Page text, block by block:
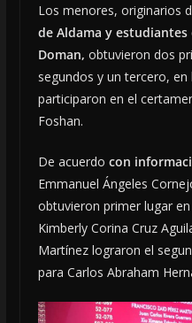
Los menores, originarios
de Aldama y estudiantes
Doman, obtuvieron dos
segundos y un tercero,
participaron en el
Foshan.
De acuerdo con
Emmanuel Ángeles
obtuvieron primer lugar
Kimberly Corina Cruz
Martínez lograron el
para Carlos Abraham